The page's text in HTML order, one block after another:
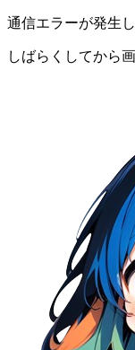
通信エラーが発生し
しばらくしてから